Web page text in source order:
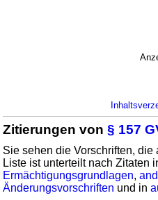
Zitierungen von§ 157
Sie sehen die Vorschriften,
Liste ist unterteilt nach Zitaten
Ermächtigungsgrundlagen,
Änderungsvorschriften und in